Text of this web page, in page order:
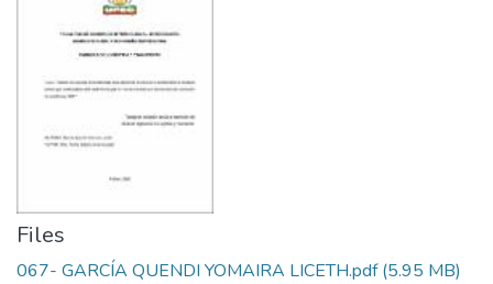
Files
067- GARCÍA QUENDI YOMAIRA LICETH.pdf(5.95 MB)